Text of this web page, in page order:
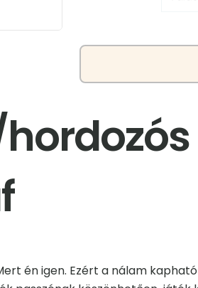
én igen. Ezért a nálam